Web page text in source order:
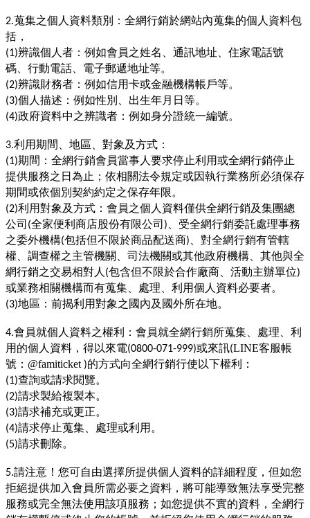
2.蒐集之個人資料類別：全網行銷於網站內蒐集的個人資料包
括，
(1)辨識個人者：例如會員之姓名、通訊地址、住家電話號
碼、行動電話、電子郵遞地址等。
(2)辨識財務者：例如信用卡或金融機構帳戶等。
(3)個人描述：例如性別、出生年月日等。
(4)政府資料中之辨識者：例如身分證統一編號。
3.利用期間、地區、對象及方式：
(1)期間：全網行銷會員當事人要求停止利用或全網行銷停止
提供服務之日為止；依相關法令規定或因執行業務所必須保存
期間或依個別契約約定之保存年限。
(2)利用對象及方式：會員之個人資料僅供全網行銷及集團總
公司(全家便利商店股份有限公司)、受全網行銷委託處理事務
之委外機構(包括但不限於商品配送商)、對全網行銷有管轄
權、調查權之主管機關、司法機關或其他政府機構、其他與全
網行銷之交易相對人(包含但不限於合作廠商、活動主辦單位)
或業務相關機構而有蒐集、處理、利用個人資料必要者。
(3)地區：前揭利用對象之國內及國外所在地。
4.會員就個人資料之權利：會員就全網行銷所蒐集、處理、利
用的個人資料，得以來電(0800-071-999)或來訊(LINE客服帳
號 ： @famiticket )的方式向全網行銷行使以下權利：
(1)查詢或請求閱覽。
(2)請求製給複製本。
(3)請求補充或更正。
(4)請求停止蒐集、處理或利用。
(5)請求刪除。
5.請注意！您可自由選擇所提供個人資料的詳細程度，但如您
拒絕提供加入會員所需必要之資料，將可能導致無法享受完整
服務或完全無法使用該項服務；如您提供不實的資料，全網行